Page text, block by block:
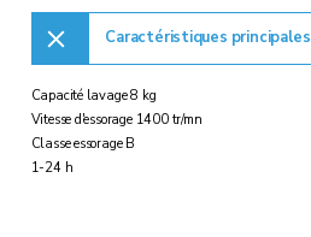
Caractéristiques principales
Capacité lavage 8 kg
Vitesse d'essorage 1400 tr/mn
Classe essorage B
1-24 h